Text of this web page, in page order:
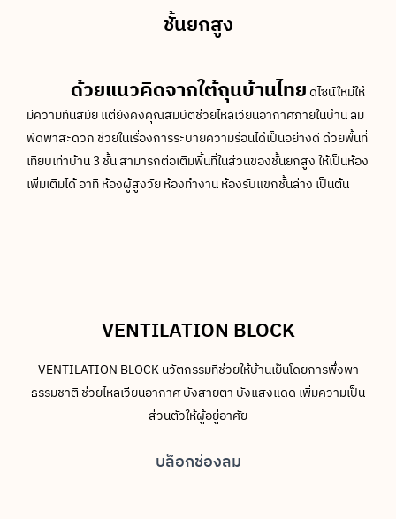
ชั้นยกสูง
ด้วยแนวคิดจากใต้ถุนบ้านไทยดีไซน์ใหม่ให้
มีความทันสมัย แต่ยังคงคุณสมบัติช่วยไหลเวียนอากาศภายในบ้าน ลม
พัดพาสะดวก ช่วยในเรื่องการระบายความร้อนได้เป็นอย่างดี ด้วยพื้นที่
เทียบเท่าบ้าน 3 ชั้น สามารถต่อเติมพื้นที่ในส่วนของชั้นยกสูง ให้เป็นห้อง
เพิ่มเติมได้ อาทิ ห้องผู้สูงวัย ห้องทำงาน ห้องรับแขกชั้นล่าง เป็นต้น
VENTILATION BLOCK
VENTILATION BLOCK​ นวัตกรรมที่ช่วยให้บ้านเย็นโดยการพึ่งพา
ธรรมชาติ ช่วยไหลเวียนอากาศ บังสายตา บังแสงแดด เพิ่มความเป็น
ส่วนตัวให้ผู้อยู่อาศัย
บล็อกช่องลม